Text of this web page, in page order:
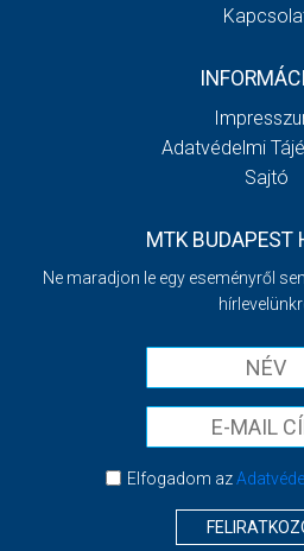
Adatvédelmi
Sajtó
MTK BUDAPEST
Ne maradjon le egy eseményről
Elfogadom az